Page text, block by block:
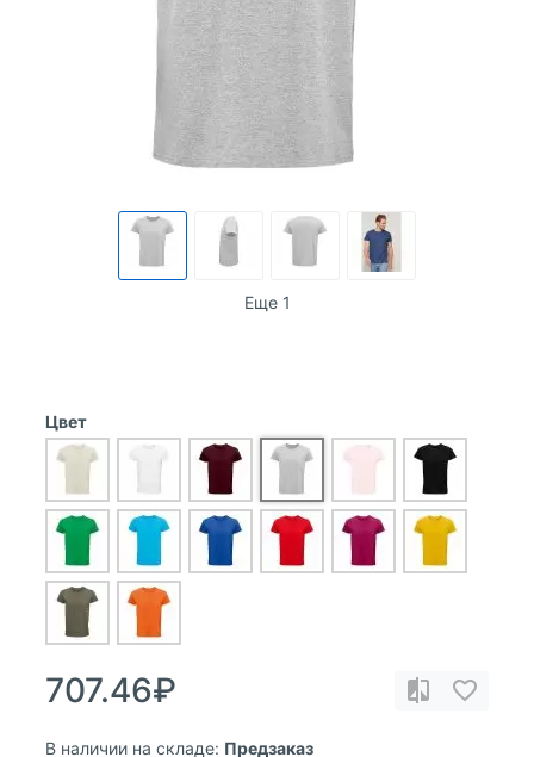
Еще 1
Цвет
707.46₽
В наличии на складе: Предзаказ